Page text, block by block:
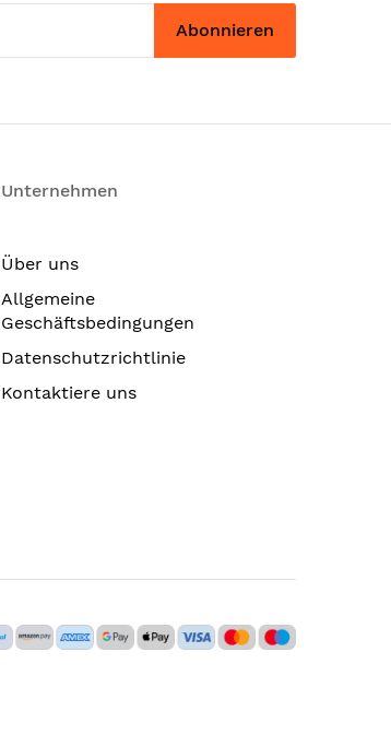
Abonnieren
Unternehmen
Über uns
Allgemeine
Geschäftsbedingungen
Datenschutzrichtlinie
Kontaktiere uns